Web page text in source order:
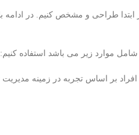
طراحی و مشخص کنیم. در ادامه
موارد زیر می باشد استفاده کنیم:
بر اساس تجربه در زمینه